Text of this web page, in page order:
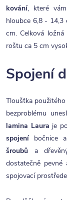
kování, které
hloubce 6,8 - 14,3
cm. Celková
roštu ca 5 cm
Spojení
Tloušťka
bezproblému
lamina Laura je
spojení bočnice
šroubů a
dostatečně
spojovací